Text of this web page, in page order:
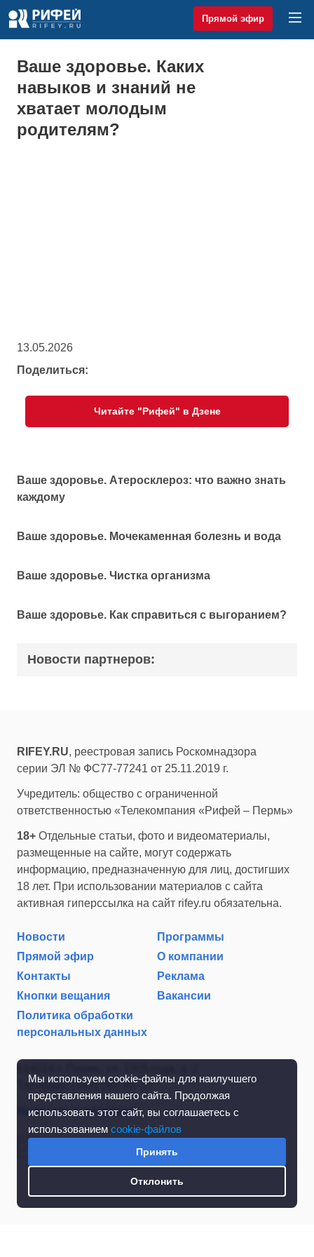
Прямой эфир
Ваше здоровье. Каких
навыков и знаний не
хватает молодым
родителям?
13.05.2026
Поделиться:
Читайте "Рифей" в Дзене
Мы используем cookie-файлы для наилучшего
представления нашего сайта. Продолжая
использовать этот сайт, вы соглашаетесь с
использованием cookie-файлов
Принять
Отклонить
Ваше здоровье. Атеросклероз: что важно знать
каждому
Ваше здоровье. Мочекаменная болезнь и вода
Ваше здоровье. Чистка организма
Ваше здоровье. Как справиться с выгоранием?
Новости партнеров:
RIFEY.RU, реестровая запись Роскомнадзора
серии ЭЛ № ФС77-77241 от 25.11.2019 г.
Учредитель: общество с ограниченной
ответственностью «Телекомпания «Рифей – Пермь»
18+ Отдельные статьи, фото и видеоматериалы,
размещенные на сайте, могут содержать
информацию, предназначенную для лиц, достигших
18 лет. При использовании материалов с сайта
активная гиперссылка на сайт rifey.ru обязательна.
Новости
Программы
Прямой эфир
О компании
Контакты
Реклама
Кнопки вещания
Вакансии
Политика обработки
персональных данных
Тел./факс: (342) 267-85-35
Написать в редакцию